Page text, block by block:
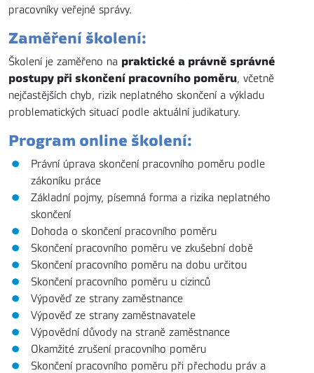
pracovníky veřejné správy.
Zaměření školení:
Školení je zaměřeno na praktické a právně správné
postupy při skončení pracovního poměru, včetně
nejčastějších chyb, rizik neplatného skončení a výkladu
problematických situací podle aktuální judikatury.
Program online školení:
Právní úprava skončení pracovního poměru podle
zákoníku práce
Základní pojmy, písemná forma a rizika neplatného
skončení
Dohoda o skončení pracovního poměru
Skončení pracovního poměru ve zkušební době
Skončení pracovního poměru na dobu určitou
Skončení pracovního poměru u cizinců
Výpověď ze strany zaměstnance
Výpověď ze strany zaměstnavatele
Výpovědní důvody na straně zaměstnance
Okamžité zrušení pracovního poměru
Skončení pracovního poměru při přechodu práv a